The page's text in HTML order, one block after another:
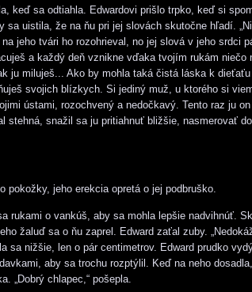
keď sa odtiahla. Edwardovi prišlo trpko, keď si
uistila, že na ňu pri jej slovách skutočne hľadí.
jeho tvári ho rozohrieval, no jej slová v jeho srdci
a každý deň vznikne vďaka tvojím rukám niečo
ju miluješ... Ako by mohla taká čistá láska k
svojich blízkych. Si jediný muž, u ktorého si
ústami, rozochvený a nedočkavý. Tento raz ju on
stehná, snažil sa ju pritiahnuť bližšie, nasmerovať do
pokožky, jeho erekcia opretá o jej podbruško.
rukami o vankúš, aby sa mohla lepšie nadvihnúť.
žaluď sa o ňu zaprel. Edward zaťal zuby.
sa nižšie, len o pár centimetrov. Edward prudko
aby sa trochu rozptýlil. Keď na neho
„Dobrý chlapec,“ pošepla.